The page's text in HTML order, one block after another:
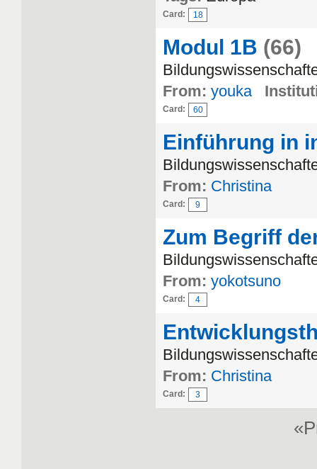
Card: 18
Modul 1B (66)
From: youka
Card: 60
Einführung in
From: Christina
Card: 9
Zum Begriff
From: yokotsuno
Card: 4
From: Christina
Card: 3